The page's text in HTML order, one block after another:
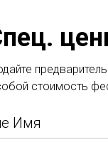
Подайте заявку и
стоимость
Имя